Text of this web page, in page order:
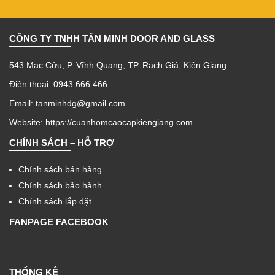
CÔNG TY TNHH TẤN MINH DOOR AND GLASS
543 Mạc Cửu, P. Vĩnh Quang, TP. Rạch Giá, Kiên Giang.
Điện thoại: 0943 666 466
Email: tanminhdg@gmail.com
Website: https://cuanhomcaocapkiengiang.com
CHÍNH SÁCH – HỖ TRỢ
Chính sách bán hàng
Chính sách bảo hành
Chính sách lắp đặt
FANPAGE FACEBOOK
THỐNG KÊ